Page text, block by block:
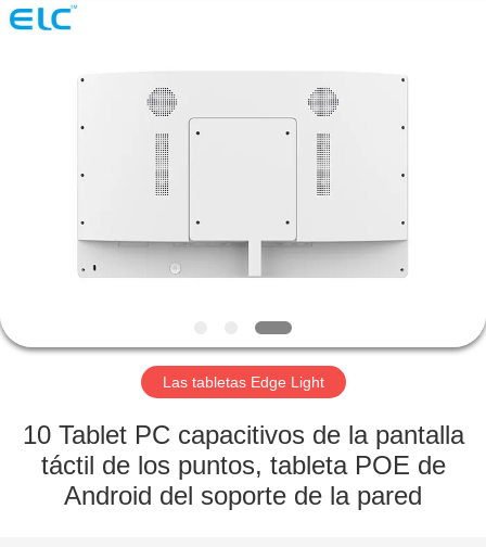
PRODUCTOS
SOBRE
NOSOTROS
VIAJE
LA
FÁBRICA
Electron
Technology
Co.,
Las tabletas Edge Light
10 Tablet PC capacitivos de la pantalla
táctil de los puntos, tableta POE de
Android del soporte de la pared